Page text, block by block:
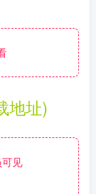
地址)
见